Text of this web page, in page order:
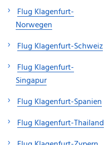
Flug Klagenfurt-
Norwegen
Flug Klagenfurt-Schweiz
Flug Klagenfurt-
Singapur
Flug Klagenfurt-Spanien
Flug Klagenfurt-Thailand